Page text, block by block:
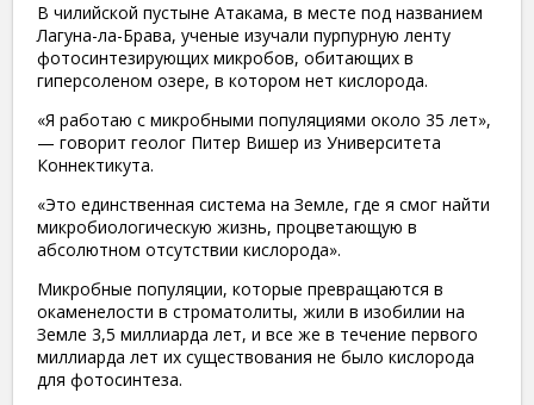
В чилийской пустыне Атакама, в месте под названием
Лагуна-ла-Брава, ученые изучали пурпурную ленту
фотосинтезирующих микробов, обитающих в
гиперсоленом озере, в котором нет кислорода.
«Я работаю с микробными популяциями около 35 лет»,
— говорит геолог Питер Вишер из Университета
Коннектикута.
«Это единственная система на Земле, где я смог найти
микробиологическую жизнь, процветающую в
абсолютном отсутствии кислорода».
Микробные популяции, которые превращаются в
окаменелости в строматолиты, жили в изобилии на
Земле 3,5 миллиарда лет, и все же в течение первого
миллиарда лет их существования не было кислорода
для фотосинтеза.